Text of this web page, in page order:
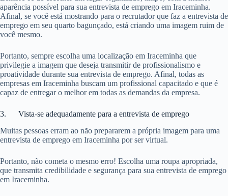
aparência possível para sua entrevista de emprego em Iraceminha.
Afinal, se você está mostrando para o recrutador que faz a entrevista de
emprego em seu quarto bagunçado, está criando uma imagem ruim de
você mesmo.
Portanto, sempre escolha uma localização em Iraceminha que
privilegie a imagem que deseja transmitir de profissionalismo e
proatividade durante sua entrevista de emprego. Afinal, todas as
empresas em Iraceminha buscam um profissional capacitado e que é
capaz de entregar o melhor em todas as demandas da empresa.
3. Vista-se adequadamente para a entrevista de emprego
Muitas pessoas erram ao não prepararem a própria imagem para uma
entrevista de emprego em Iraceminha por ser virtual.
Portanto, não cometa o mesmo erro! Escolha uma roupa apropriada,
que transmita credibilidade e segurança para sua entrevista de emprego
em Iraceminha.